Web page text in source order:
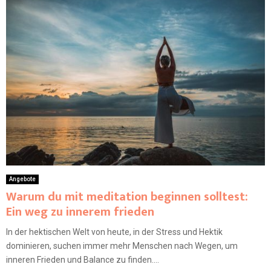
Angebote
Warum du mit meditation beginnen solltest:
Ein weg zu innerem frieden
In der hektischen Welt von heute, in der Stress und Hektik
dominieren, suchen immer mehr Menschen nach Wegen, um
inneren Frieden und Balance zu finden....